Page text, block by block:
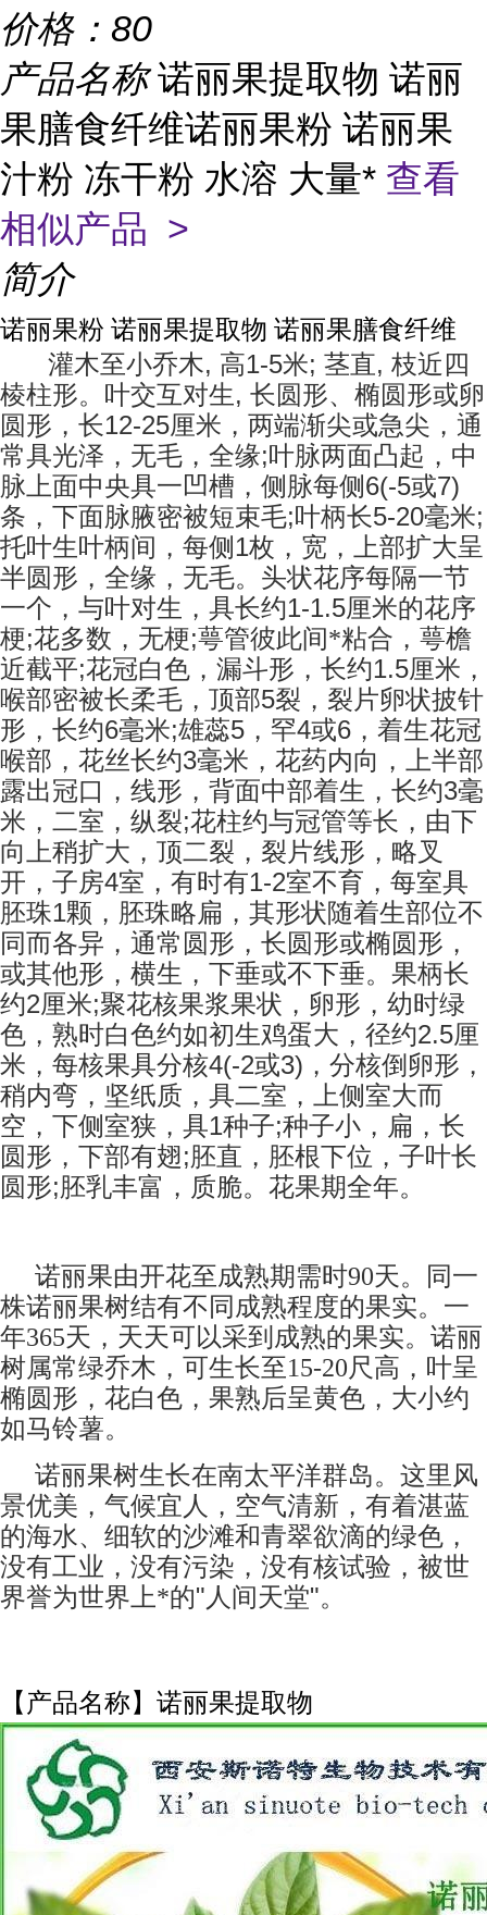
价格： 80
产品名称诺丽果提取物 诺丽
果膳食纤维诺丽果粉 诺丽果
汁粉 冻干粉 水溶 大量* 查看
相似产品 >
简介
诺丽果粉 诺丽果提取物 诺丽果膳食纤维
灌木至小乔木, 高1-5米; 茎直, 枝近四
棱柱形。叶交互对生, 长圆形、椭圆形或卵
圆形，长12-25厘米，两端渐尖或急尖，通
常具光泽，无毛，全缘;叶脉两面凸起，中
脉上面中央具一凹槽，侧脉每侧 6(-5或7)
条，下面脉腋密被短束毛;叶柄长5-20毫米;
托叶生叶柄间，每侧 1枚，宽，上部扩大呈
半圆形，全缘，无毛。头状花序每隔一节
一个，与叶对生，具长约1-1.5厘米的花序
梗;花多数，无梗;萼管彼此间*粘合，萼檐
近截平;花冠白色，漏斗形，长约1.5厘米，
喉部密被长柔毛，顶部5裂，裂片卵状披针
形，长约6毫米;雄蕊5 ，罕4或6 ，着生花冠
喉部，花丝长约3毫米，花药内向，上半部
露出冠口，线形，背面中部着生，长约3毫
米，二室，纵裂;花柱约与冠管等长，由下
向上稍扩大，顶二裂，裂片线形，略叉
开，子房4室，有时有1-2室不育，每室具
胚珠1颗，胚珠略扁，其形状随着生部位不
同而各异，通常圆形，长圆形或椭圆形，
或其他形，横生，下垂或不下垂。果柄长
约2厘米;聚花核果浆果状，卵形，幼时绿
色，熟时白色约如初生鸡蛋大，径约2.5厘
米，每核果具分核4(-2或3) ，分核倒卵形，
稍内弯，坚纸质，具二室，上侧室大而
空，下侧室狭，具1种子;种子小，扁，长
圆形，下部有翅;胚直，胚根下位，子叶长
圆形;胚乳丰富，质脆。花果期全年。
诺丽果由开花至成熟期需时90天。同一
株诺丽果树结有不同成熟程度的果实。一
年365天，天天可以采到成熟的果实。诺丽
树属常绿乔木，可生长至15-20尺高，叶呈
椭圆形，花白色，果熟后呈黄色，大小约
如马铃薯。
诺丽果树生长在南太平洋群岛。这里风
景优美，气候宜人，空气清新，有着湛蓝
的海水、细软的沙滩和青翠欲滴的绿色，
没有工业，没有污染，没有核试验，被世
界誉为世界上*的" 人间天堂"。
【产品名称】诺丽果提取物